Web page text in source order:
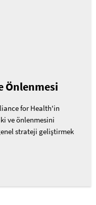
Önlenmesi
for Health'in
ve önlenmesini
strateji geliştirmek